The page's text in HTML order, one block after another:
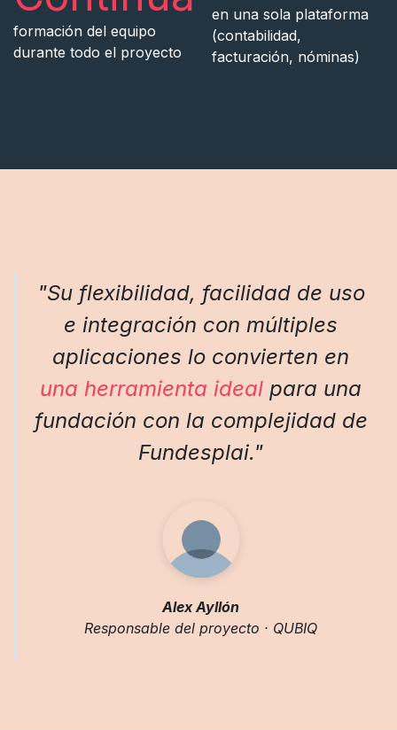
formación del equipo
durante todo el proyecto
en una sola plataforma
(contabilidad,
facturación, nóminas)
"Su flexibilidad, facilidad de uso
e integración con múltiples
aplicaciones lo convierten en
una herramienta ideal para una
fundación con la complejidad de
Fundesplai."
Alex Ayllón
Responsable del proyecto · QUBIQ